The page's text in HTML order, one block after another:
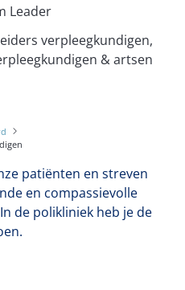
Leader
verpleegkundigen,
& artsen
patiënten en streven
en compassievolle
de polikliniek heb je de